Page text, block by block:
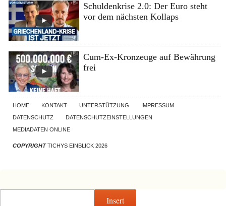
Schuldenkrise 2.0: Der Euro steht
vor dem nächsten Kollaps
Cum-Ex-Kronzeuge auf Bewährung
frei
HOME KONTAKT UNTERSTÜTZUNG
IMPRESSUM
DATENSCHUTZ
DATENSCHUTZEINSTELLUNGEN
MEDIADATEN ONLINE
COPYRIGHTTICHYS EINBLICK 2026
Insert